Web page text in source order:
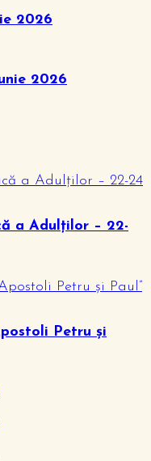
2026
2026
a Adulților – 22-
Petru și